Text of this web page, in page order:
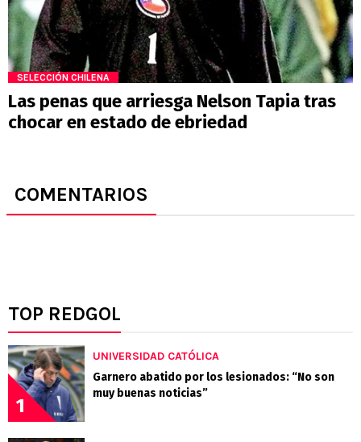
SELECCIÓN CHILENA
Las penas que arriesga Nelson Tapia tras
chocar en estado de ebriedad
COMENTARIOS
TOP REDGOL
1
UNIVERSIDAD CATÓLICA
Garnero abatido por los lesionados: “No son
muy buenas noticias”